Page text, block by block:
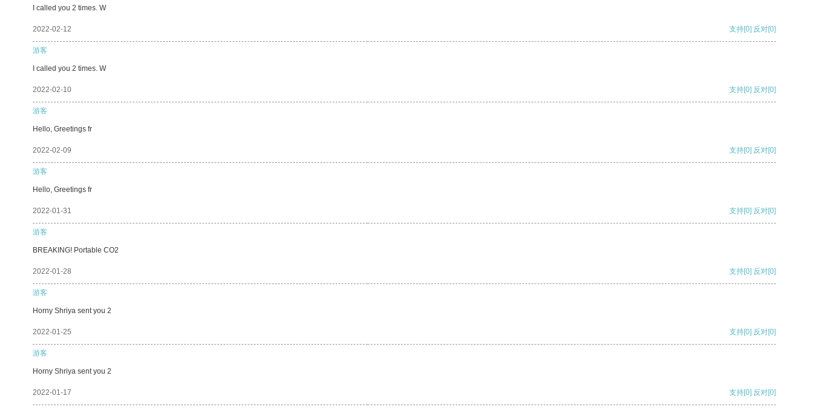
I called you 2 times. W
2022-02-12 支持[0] 反对[0]
游客
I called you 2 times. W
2022-02-10 支持[0] 反对[0]
游客
Hello, Greetings fr
2022-02-09 支持[0] 反对[0]
游客
Hello, Greetings fr
2022-01-31 支持[0] 反对[0]
游客
BREAKING! Portable CO2
2022-01-28 支持[0] 反对[0]
游客
Horny Shriya sent you 2
2022-01-25 支持[0] 反对[0]
游客
Horny Shriya sent you 2
2022-01-17 支持[0] 反对[0]